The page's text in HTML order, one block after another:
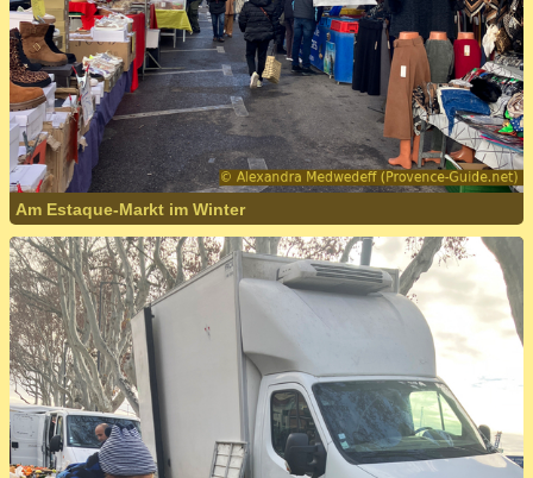
Am Estaque-Markt im Winter